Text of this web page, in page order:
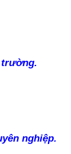
trường.
nghiệp.